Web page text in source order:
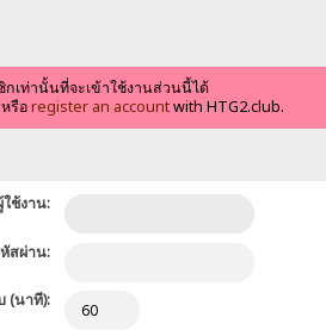
กเท่านั้นที่จะเข้าใช้งานส่วนนี้ได้
รือregister an accountwith HTG2.club.
ช้งาน:
สผ่าน:
(นาที):